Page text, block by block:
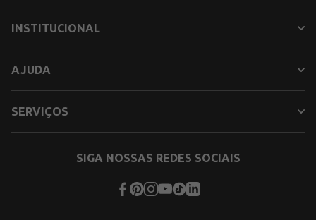
INSTITUCIONAL
AJUDA
SERVIÇOS
SIGA NOSSAS REDES SOCIAIS